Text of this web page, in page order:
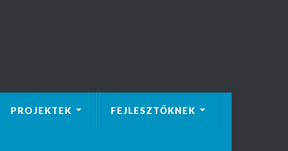
PROJEKTEK FEJLESZTŐKNEK